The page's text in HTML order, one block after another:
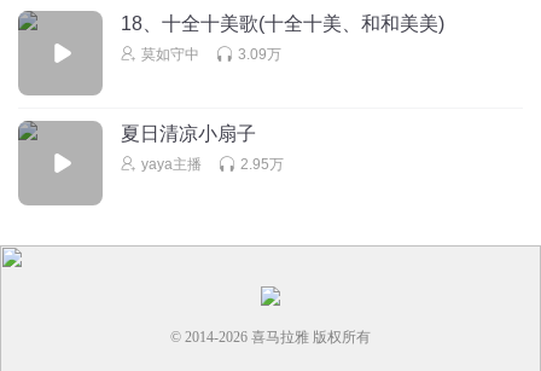
18、十全十美歌(十全十美、和和美美)
莫如守中 3.09万
夏日清凉小扇子
yaya主播 2.95万
© 2014-2026 喜马拉雅 版权所有